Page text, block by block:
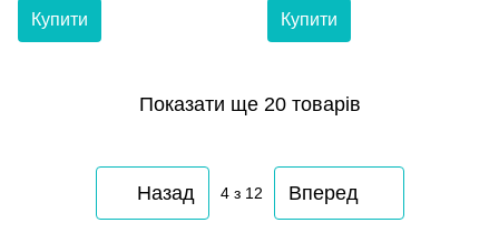
Купити Купити
Показати ще 20 товарів
Назад 4з 12 Вперед